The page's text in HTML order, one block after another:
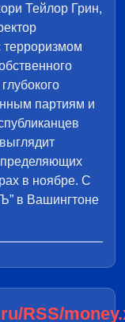
Тейлор Грин,
терроризмом
партиям и
в ноябре. С
в Вашингтоне
RSS/